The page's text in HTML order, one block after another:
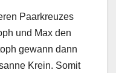
Paarkreuzes
und Max den
gewann dann
Krein. Somit